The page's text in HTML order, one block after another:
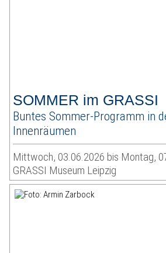
SOMMER im GRASSI
Buntes Sommer-Programm in
Innenräumen
Mittwoch, 03.06.2026 bis Montag,
GRASSI Museum Leipzig